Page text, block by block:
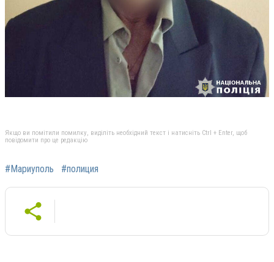
Якщо ви помітили помилку, виділіть необхідний текст і натисніть Ctrl + Enter, щоб
повідомити про це редакцію
#Мариуполь #полиция